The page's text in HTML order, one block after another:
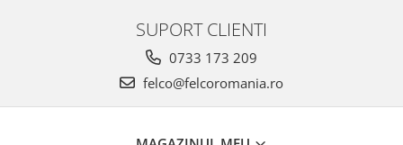
SUPORT CLIENTI
0733 173 209
felco@felcoromania.ro